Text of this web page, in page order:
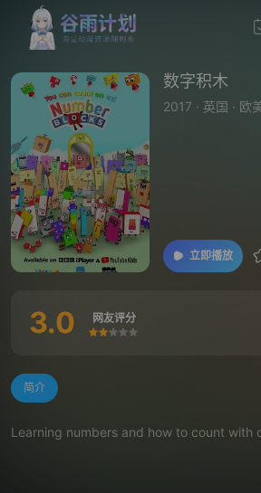
数字积木
2017 · 英国 · 欧
立即播放
3.0 网友评分
很差较差还行
推荐
力荐
简介
Learning numbers and how to count with